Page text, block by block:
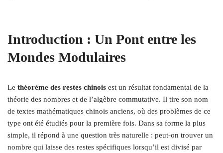
Introduction : Un Pont entre les
Mondes Modulaires
Le théorème des restes chinois est un résultat fondamental de la
théorie des nombres et de l’algèbre commutative. Il tire son nom
de textes mathématiques chinois anciens, où des problèmes de ce
type ont été étudiés pour la première fois. Dans sa forme la plus
simple, il répond à une question très naturelle : peut-on trouver un
nombre qui laisse des restes spécifiques lorsqu’il est divisé par